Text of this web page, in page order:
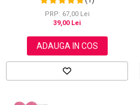
Culori, 30 g
PRP: 67,00 Lei
39,00 Lei
ADAUGA IN COS